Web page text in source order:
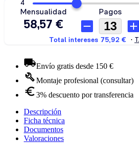
Envío gratis desde 150 €
Montaje profesional (consultar)
3% descuento por transferencia
Descripción
Ficha técnica
Documentos
Valoraciones